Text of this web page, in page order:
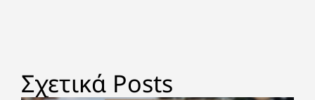
Σχετικά Posts